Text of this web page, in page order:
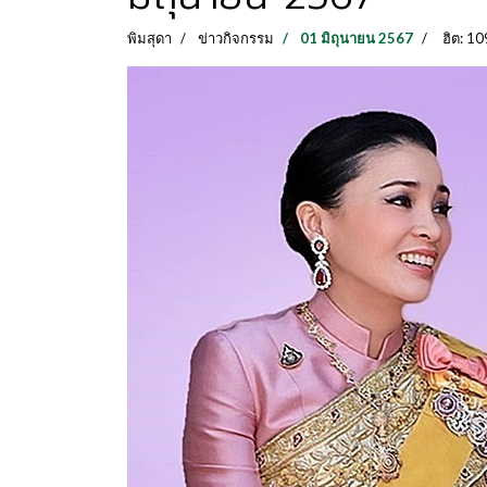
พิมสุดา ข่าวกิจกรรม 01 มิถุนายน 2567 ฮิต: